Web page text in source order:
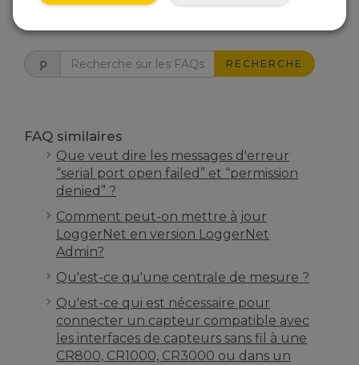
RECHERCHE
FAQ similaires
Que veut dire les messages d'erreur
“serial port open failed” et “permission
denied” ?
Comment peut-on mettre à jour
LoggerNet en version LoggerNet
Admin?
Qu'est-ce qu'une centrale de mesure ?
Qu'est-ce qui est nécessaire pour
connecter un capteur compatible avec
les interfaces de capteurs sans fil à une
CR800, CR1000, CR3000 ou dans un